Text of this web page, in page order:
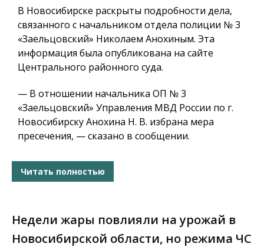
В Новосибирске раскрыты подробности дела,
связанного с начальником отдела полиции № 3
«Заельцовский» Николаем Анохиным. Эта
информация была опубликована на сайте
Центрального районного суда.
— В отношении начальника ОП № 3
«Заельцовский» Управления МВД России по г.
Новосибирску Анохина Н. В. избрана мера
пресечения, — сказано в сообщении.
Читать полностью
Недели жары повлияли на урожай в
Новосибирской области, но режима ЧС